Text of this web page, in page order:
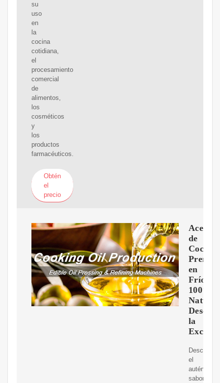
su
uso
en
la
cocina
cotidiana,
el
procesamiento
comercial
de
alimentos,
los
cosméticos
y
los
productos
farmacéuticos.
Obtén
el
precio
Aceite
de
Coco
en
Frío
100%
la
Descubre
el
auténtico
sabor